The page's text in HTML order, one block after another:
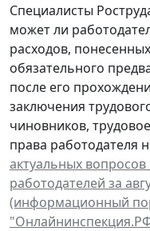
Специалисты
может ли
расходов,
обязательного
после его
заключения
чиновников,
права работодателя
актуальных
работодателей за
(информационный